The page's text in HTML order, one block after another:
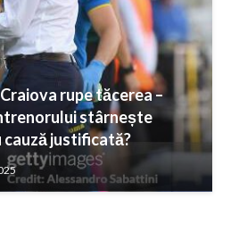
rupe tăcerea –
stârnește
justificată?